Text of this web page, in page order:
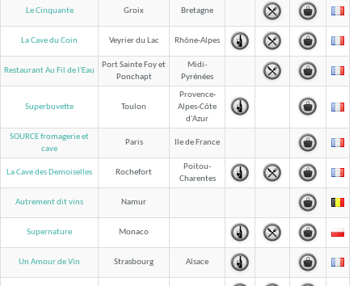
Le Cinquante Groix Bretagne
La Cave du Coin Veyrier du Lac Rhône-Alpes
Restaurant Au Fil de l'Eau
Port Sainte Foy et
Ponchapt
Midi-
Pyrénées
Superbuvette Toulon
Provence-
Alpes-Côte
d'Azur
SOURCE fromagerie et
cave
Paris Ile de France
La Cave des Demoiselles Rochefort
Poitou-
Charentes
Autrement dit vins Namur
Supernature Monaco
Un Amour de Vin Strasbourg Alsace